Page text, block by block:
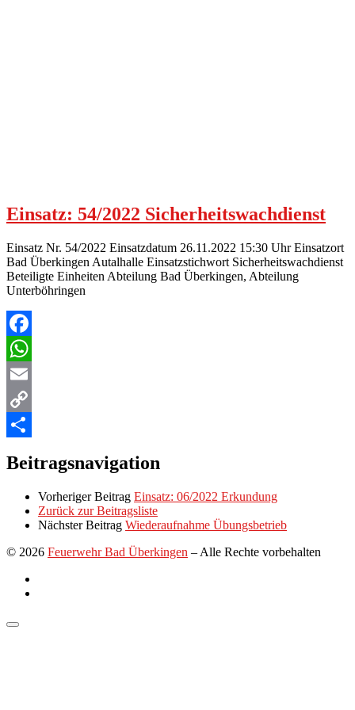
Einsatz: 54/2022 Sicherheitswachdienst
Einsatz Nr. 54/2022 Einsatzdatum 26.11.2022 15:30 Uhr Einsatzort
Bad Überkingen Autalhalle Einsatzstichwort Sicherheitswachdienst
Beteiligte Einheiten Abteilung Bad Überkingen, Abteilung
Unterböhringen
Facebook
WhatsApp
Email
Copy
Beitragsnavigation
Vorheriger Beitrag Einsatz: 06/2022 Erkundung
Zurück zur Beitragsliste
Nächster Beitrag Wiederaufnahme Übungsbetrieb
© 2026 Feuerwehr Bad Überkingen – Alle Rechte vorbehalten